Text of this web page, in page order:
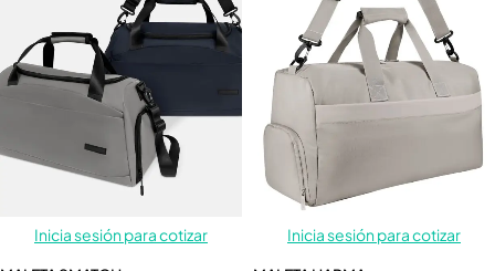
Inicia sesión para cotizar
Inicia sesión para cotizar